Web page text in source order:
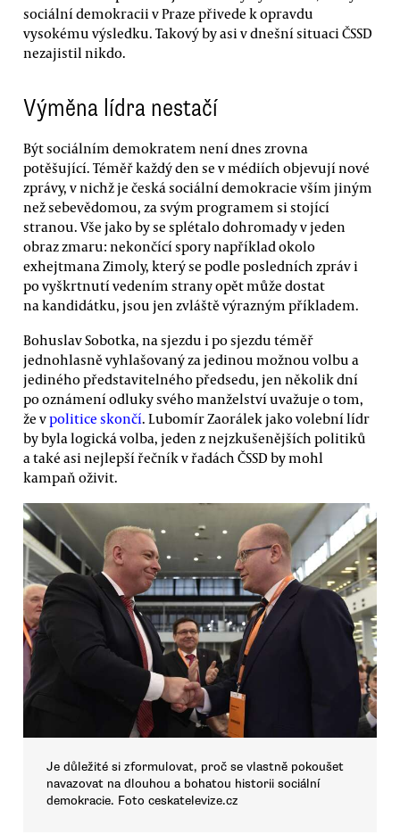
sociální demokracii v Praze přivede k opravdu
vysokému výsledku. Takový by asi v dnešní situaci ČSSD
nezajistil nikdo.
Výměna lídra nestačí
Být sociálním demokratem není dnes zrovna
potěšující. Téměř každý den se v médiích objevují nové
zprávy, v nichž je česká sociální demokracie vším jiným
než sebevědomou, za svým programem si stojící
stranou. Vše jako by se splétalo dohromady v jeden
obraz zmaru: nekončící spory například okolo
exhejtmana Zimoly, který se podle posledních zpráv i
po vyškrtnutí vedením strany opět může dostat
na kandidátku, jsou jen zvláště výrazným příkladem.
Bohuslav Sobotka, na sjezdu i po sjezdu téměř
jednohlasně vyhlašovaný za jedinou možnou volbu a
jediného představitelného předsedu, jen několik dní
po oznámení odluky svého manželství uvažuje o tom,
že vpolitice skončí. Lubomír Zaorálek jako volební lídr
by byla logická volba, jeden z nejzkušenějších politiků
a také asi nejlepší řečník v řadách ČSSD by mohl
kampaň oživit.
Je důležité si zformulovat, proč se vlastně pokoušet
navazovat na dlouhou a bohatou historii sociální
demokracie. Foto ceskatelevize.cz